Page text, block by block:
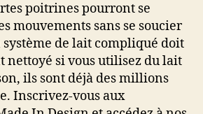
poitrines pourront se
mouvements sans se soucier
de lait compliqué doit
nettoyé si vous utilisez du lait
ils sont déjà des millions
Inscrivez-vous aux